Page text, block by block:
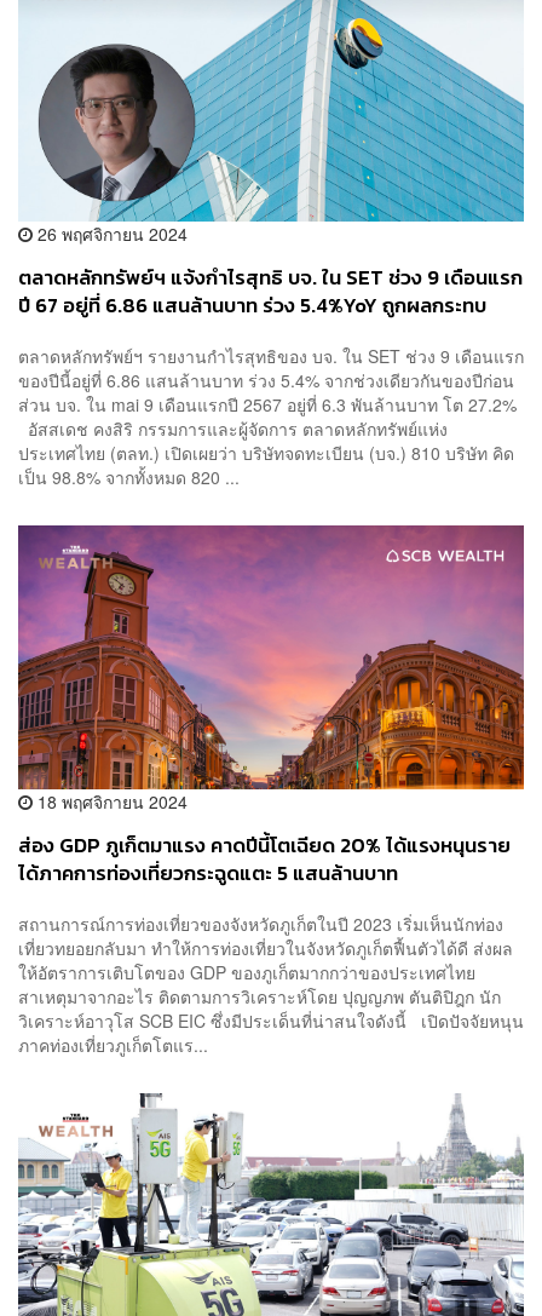
26 พฤศจิกายน 2024
ตลาดหลักทรัพย์ฯ แจ้งกำไรสุทธิ บจ. ใน SET ช่วง 9 เดือนแรก
ปี 67 อยู่ที่ 6.86 แสนล้านบาท ร่วง 5.4%YoY ถูกผลกระทบ
ตลาดหลักทรัพย์ฯ รายงานกำไรสุทธิของ บจ. ใน SET ช่วง 9 เดือนแรก
ของปีนี้อยู่ที่ 6.86 แสนล้านบาท ร่วง 5.4% จากช่วงเดียวกันของปีก่อน
ส่วน บจ. ใน mai 9 เดือนแรกปี 2567 อยู่ที่ 6.3 พันล้านบาท โต 27.2%
อัสสเดช คงสิริ กรรมการและผู้จัดการ ตลาดหลักทรัพย์แห่ง
ประเทศไทย (ตลท.) เปิดเผยว่า บริษัทจดทะเบียน (บจ.) 810 บริษัท คิด
เป็น 98.8% จากทั้งหมด 820 ...
18 พฤศจิกายน 2024
ส่อง GDP ภูเก็ตมาแรง คาดปีนี้โตเฉียด 20% ได้แรงหนุนราย
ได้ภาคการท่องเที่ยวกระฉูดแตะ 5 แสนล้านบาท
สถานการณ์การท่องเที่ยวของจังหวัดภูเก็ตในปี 2023 เริ่มเห็นนักท่อง
เที่ยวทยอยกลับมา ทำให้การท่องเที่ยวในจังหวัดภูเก็ตฟื้นตัวได้ดี ส่งผล
ให้อัตราการเติบโตของ GDP ของภูเก็ตมากกว่าของประเทศไทย
สาเหตุมาจากอะไร ติดตามการวิเคราะห์โดย ปุญญภพ ตันติปิฎก นัก
วิเคราะห์อาวุโส SCB EIC ซึ่งมีประเด็นที่น่าสนใจดังนี้ เปิดปัจจัยหนุน
ภาคท่องเที่ยวภูเก็ตโตแร...